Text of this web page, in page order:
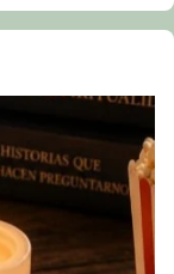
is at Catedral